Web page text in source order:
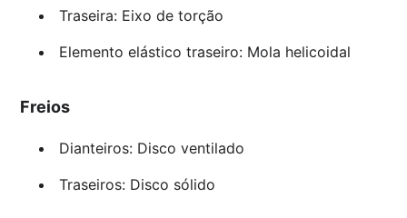
Traseira: Eixo de torção
Elemento elástico traseiro: Mola helicoidal
Freios
Dianteiros: Disco ventilado
Traseiros: Disco sólido